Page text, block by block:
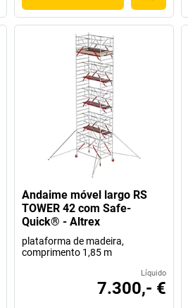
Andaime móvel largo RS
TOWER 42 com Safe-
Quick® - Altrex
plataforma de madeira,
comprimento 1,85 m
Líquido
7.300,- €